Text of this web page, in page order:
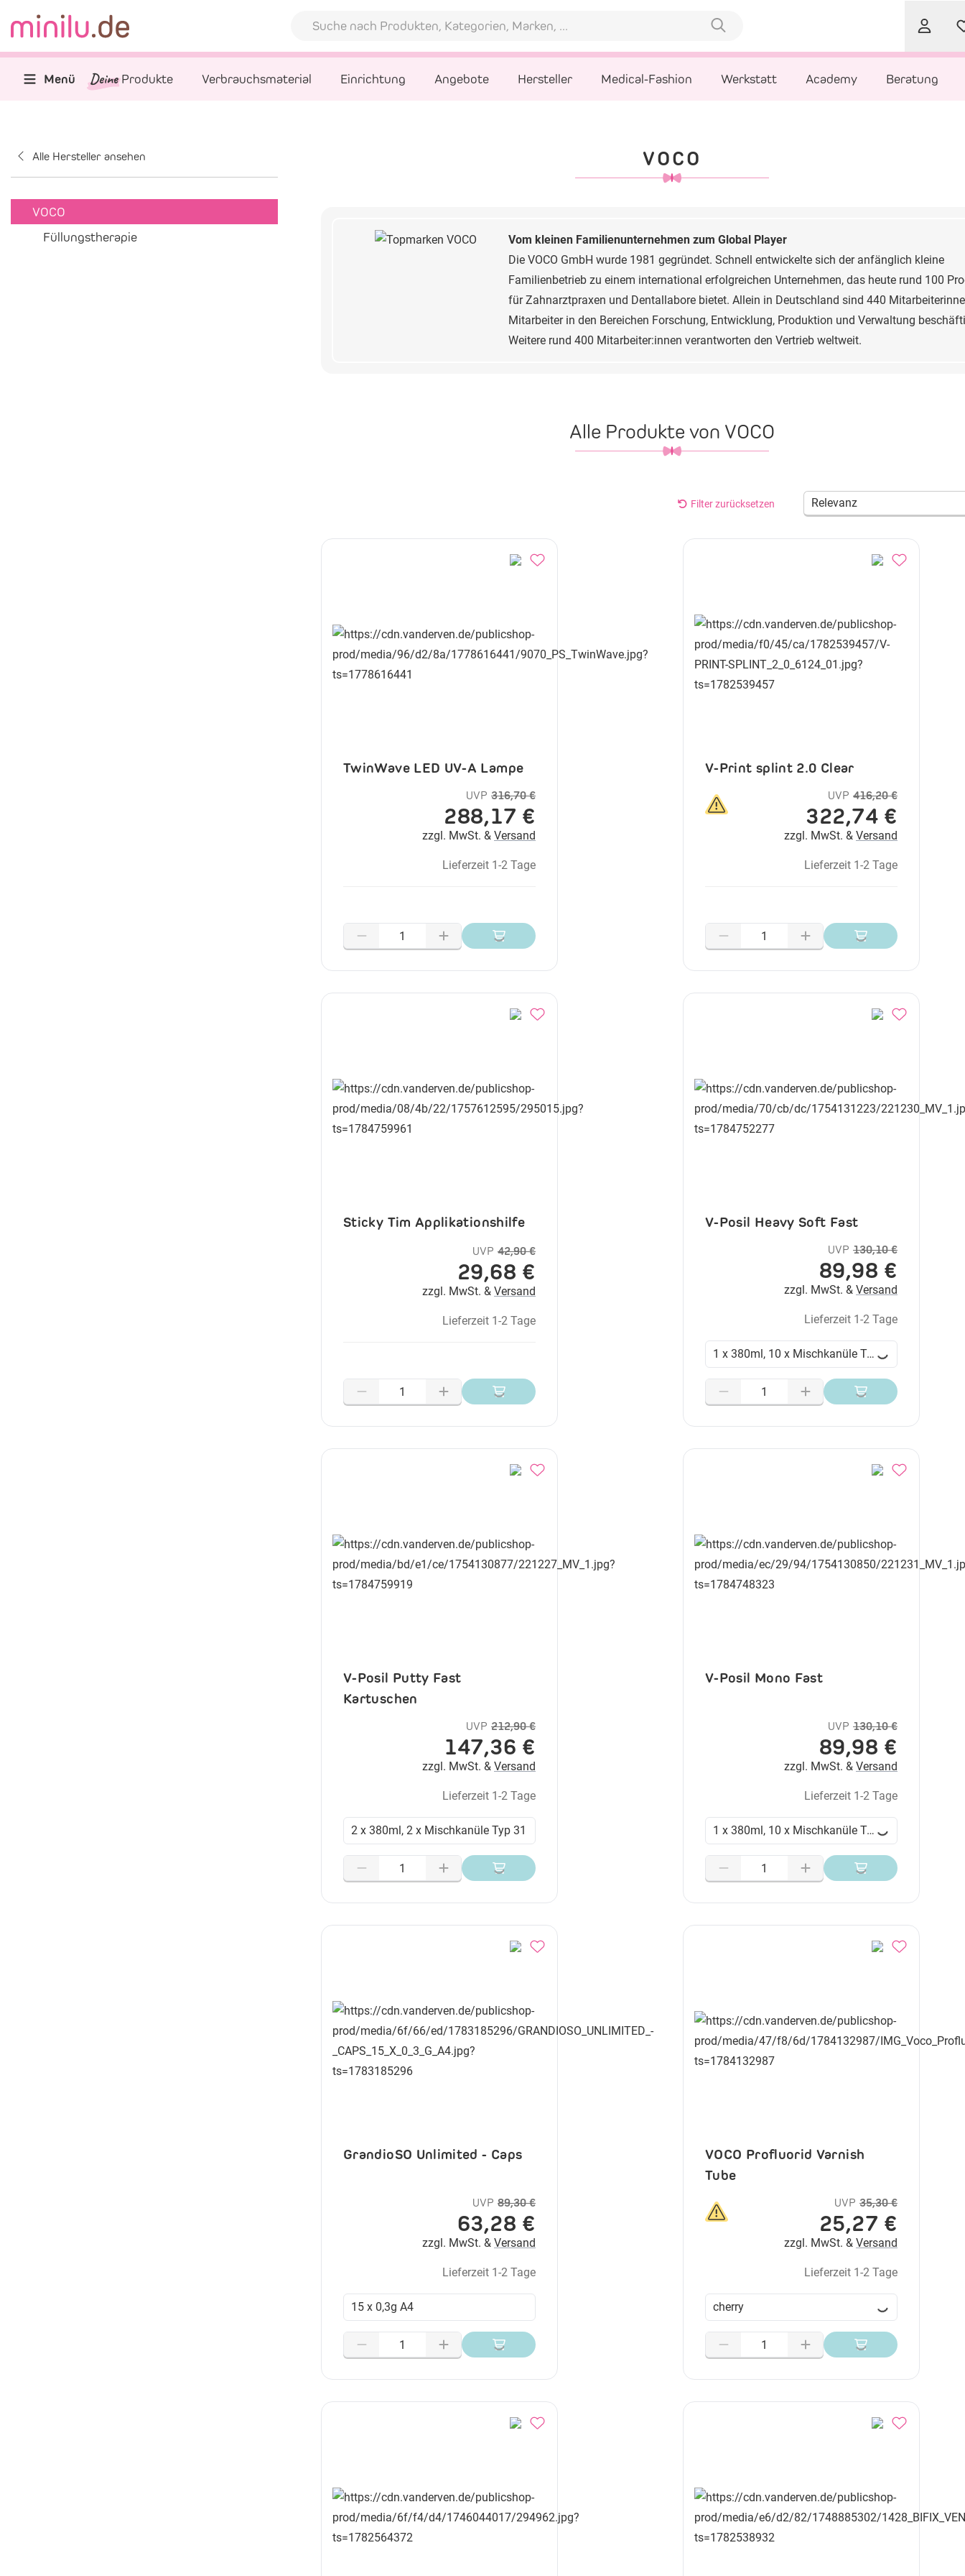
Menü Deine Produkte Verbrauchsmaterial Einrichtung Angebote Hersteller Medical-Fashion Werkstatt Academy Beratung
Alle Hersteller ansehen
VOCO
Füllungstherapie
VOCO
Vom kleinen Familienunternehmen zum Global Player
Die VOCO GmbH wurde 1981 gegründet. Schnell entwickelte sich der anfänglich kleine
Familienbetrieb zu einem international erfolgreichen Unternehmen, das heute rund 100
für Zahnarztpraxen und Dentallabore bietet. Allein in Deutschland sind 440
Mitarbeiter in den Bereichen Forschung, Entwicklung, Produktion und Verwaltung
Weitere rund 400 Mitarbeiter:innen verantworten den Vertrieb weltweit.
Alle Produkte von VOCO
Filter zurücksetzen Relevanz
TwinWave LED UV-A Lampe
UVP 316,70 €
288,17 €
zzgl. MwSt. & Versand
Lieferzeit 1-2 Tage
V-Print splint 2.0 Clear
UVP 416,20 €
322,74 €
zzgl. MwSt. & Versand
Lieferzeit 1-2 Tage
Sticky Tim Applikationshilfe
UVP 42,90 €
29,68 €
zzgl. MwSt. & Versand
Lieferzeit 1-2 Tage
V-Posil Heavy Soft Fast
UVP 130,10 €
89,98 €
zzgl. MwSt. & Versand
Lieferzeit 1-2 Tage
1 x 380ml, 10 x Mischkanüle Typ 31
V-Posil Putty Fast
Kartuschen
UVP 212,90 €
147,36 €
zzgl. MwSt. & Versand
Lieferzeit 1-2 Tage
2 x 380ml, 2 x Mischkanüle Typ 31
V-Posil Mono Fast
UVP 130,10 €
89,98 €
zzgl. MwSt. & Versand
Lieferzeit 1-2 Tage
1 x 380ml, 10 x Mischkanüle Typ 31
GrandioSO Unlimited - Caps
UVP 89,30 €
63,28 €
zzgl. MwSt. & Versand
Lieferzeit 1-2 Tage
15 x 0,3g A4
VOCO Profluorid Varnish
Tube
UVP 35,30 €
25,27 €
zzgl. MwSt. & Versand
Lieferzeit 1-2 Tage
cherry